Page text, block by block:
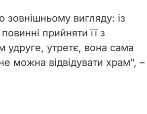
зовнішньому вигляду: із
прийняти її з
удруге, утретє, вона сама
можна відвідувати храм", –